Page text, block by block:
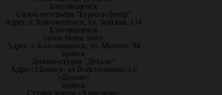
Благовещенск
Салон интерьера "Буржуа-Декор"
Адрес: г. Благовещенск, ул. Зейская, 134
Благовещенск
салон Home Story
Адрес: г. Благовещенск, ул. Мухина, 94
Брянск
Дизайн-студия "Детали"
Адрес: г.Брянск, ул Войстроченко д.6
«Детали»
Брянск
Студия декора «Хамелеон»